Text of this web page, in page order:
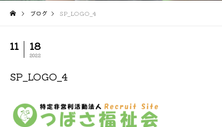
ブログ SP_LOGO_4
11 18
2022
SP_LOGO_4